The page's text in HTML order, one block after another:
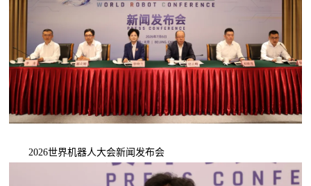
2026世界机器人大会新闻发布会